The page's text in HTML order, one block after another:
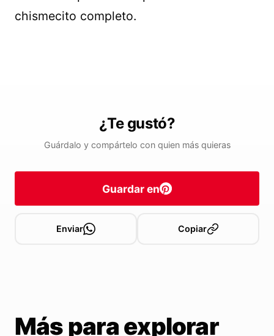
chismecito completo.
¿Te gustó?
Guárdalo y compártelo con quien más quieras
Guardar en
Enviar Copiar
Más para explorar